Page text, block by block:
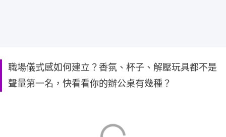
職場儀式感如何建立？香氛、杯子、解壓玩具都不是
聲量第一名，快看看你的辦公桌有幾種？